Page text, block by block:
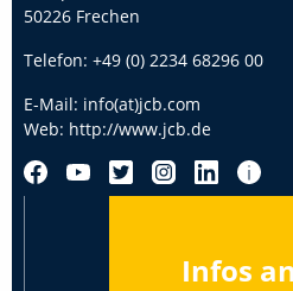
50226 Frechen
Telefon: +49 (0) 2234 68296 00
E-Mail: info(at)jcb.com
Web: http://www.jcb.de
Infos